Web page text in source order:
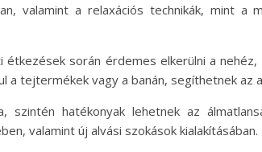
valamint a relaxációs technikák, mint a
során érdemes elkerülni a
a tejtermékek vagy a banán, segíthetnek az
szintén hatékonyak lehetnek az
valamint új alvási szokások kialakításában.